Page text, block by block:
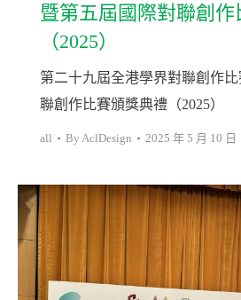
暨第五屆國際對聯創
（2025）
第二十九屆全港學界對聯創作
聯創作比賽頒獎典禮（2025）
all By AclDesign 2025 年 5 月 10 日